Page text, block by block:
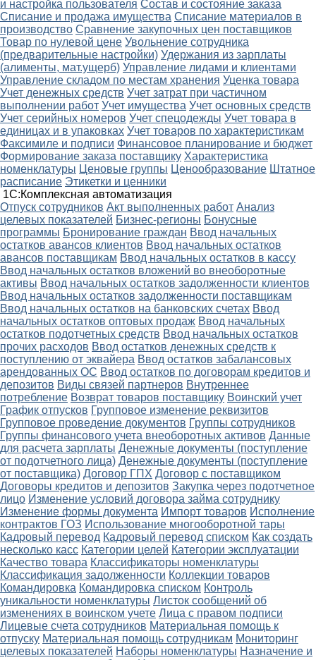
и настройка пользователя Состав и состояние заказа
Списание и продажа имущества Списание материалов в
производство Сравнение закупочных цен поставщиков
Товар по нулевой цене Увольнение сотрудника
(предварительные настройки) Удержания из зарплаты
(алименты, мат.ущерб) Управление лидами и клиентами
Управление складом по местам хранения Уценка товара
Учет денежных средств Учет затрат при частичном
выполнении работ Учет имущества Учет основных средств
Учет серийных номеров Учет спецодежды Учет товара в
единицах и в упаковках Учет товаров по характеристикам
Факсимиле и подписи Финансовое планирование и бюджет
Формирование заказа поставщику Характеристика
номенклатуры Ценовые группы Ценообразование Штатное
расписание Этикетки и ценники
1С:Комплексная автоматизация
Oтпуск сотрудников Акт выполненных работ Анализ
целевых показателей Бизнес-регионы Бонусные
программы Бронирование граждан Ввод начальных
остатков авансов клиентов Ввод начальных остатков
авансов поставщикам Ввод начальных остатков в кассу
Ввод начальных остатков вложений во внеоборотные
активы Ввод начальных остатков задолженности клиентов
Ввод начальных остатков задолженности поставщикам
Ввод начальных остатков на банковских счетах Ввод
начальных остатков оптовых продаж Ввод начальных
остатков подотчетных средств Ввод начальных остатков
прочих расходов Ввод остатков денежных средств к
поступлению от эквайера Ввод остатков забалансовых
арендованных ОС Ввод остатков по договорам кредитов и
депозитов Виды связей партнеров Внутреннее
потребление Возврат товаров поставщику Воинский учет
График отпусков Групповое изменение реквизитов
Групповое проведение документов Группы сотрудников
Группы финансового учета внеоборотных активов Данные
для расчета зарплаты Денежные документы (поступление
от подотчетного лица) Денежные документы (поступление
от поставщика) Договор ГПХ Договор с поставщиком
Договоры кредитов и депозитов Закупка через подотчетное
лицо Изменение условий договора займа сотруднику
Изменение формы документа Импорт товаров Исполнение
контрактов ГОЗ Использование многооборотной тары
Кадровый перевод Кадровый перевод списком Как создать
несколько касс Категории целей Категории эксплуатации
Качество товара Классификаторы номенклатуры
Классификация задолженности Коллекции товаров
Командировка Командировка списком Контроль
уникальности номенклатуры Листок сообщений об
изменениях в воинском учете Лица с правом подписи
Лицевые счета сотрудников Материальная помощь к
отпуску Материальная помощь сотрудникам Мониторинг
целевых показателей Наборы номенклатуры Назначение и